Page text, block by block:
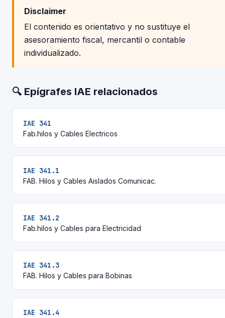
Disclaimer
El contenido es orientativo y no sustituye el
asesoramiento fiscal, mercantil o contable
individualizado.
🔍 Epígrafes IAE relacionados
IAE 341
Fab.hilos y Cables Electricos
IAE 341.1
FAB. Hilos y Cables Aislados Comunicac.
IAE 341.2
Fab.hilos y Cables para Electricidad
IAE 341.3
FAB. Hilos y Cables para Bobinas
IAE 341.4